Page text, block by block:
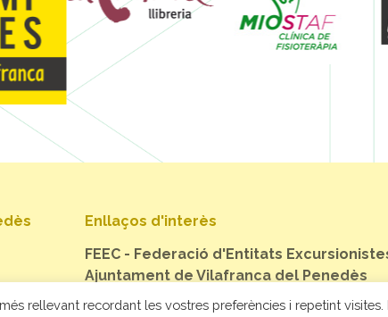
Enllaços d'interès
FEEC - Federació d'Entitats
Ajuntament de Vilafranca del Penedès
rellevant recordant les vostres preferències i repetint visites.